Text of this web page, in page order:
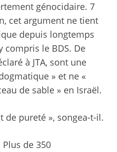
génocidaire. 7
cet argument ne tient
depuis longtemps
compris le BDS. De
à JTA, sont une
» et ne «
de sable » en Israël.
de pureté », songea-t-il.
Plus de 350